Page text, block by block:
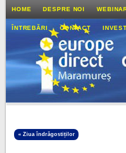
HOME DESPRE NOI
ÎNTREBĂRI CONTACT
« Ziua îndrăgostiților